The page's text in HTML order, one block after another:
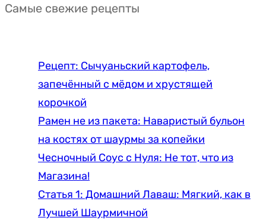
Самые свежие рецепты
Рецепт: Сычуаньский картофель,
запечённый с мёдом и хрустящей
корочкой
Рамен не из пакета: Наваристый бульон
на костях от шаурмы за копейки
Чесночный Соус с Нуля: Не тот, что из
Магазина!
Статья 1: Домашний Лаваш: Мягкий, как в
Лучшей Шаурмичной